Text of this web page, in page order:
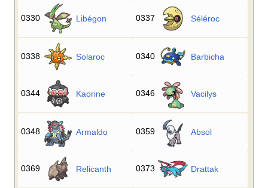
0330 Libégon 0337 Séléroc
0338 Solaroc 0340 Barbicha
0344 Kaorine 0346 Vacilys
0348 Armaldo 0359 Absol
0369 Relicanth 0373 Drattak